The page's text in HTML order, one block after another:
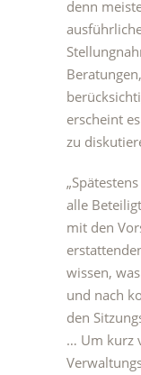
denn
erscheint
zu
alle
mit den
wissen,
und nach
den
… Um kurz